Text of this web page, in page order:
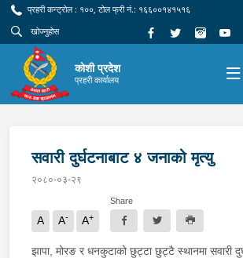
प्रहरी कन्ट्रोल : १००, टोल फ्री नं.: १६६००१४१५१६
कोशी प्रदेश
प्रहरी कार्यालय
सवारी दुर्घटनाबाट ४ जनाको मृत्यु
२०८०-०३-२९
A A- A+
Share
झापा, मोरङ र धनकुटाको छुट्टा छुट्टै स्थानमा सवारी